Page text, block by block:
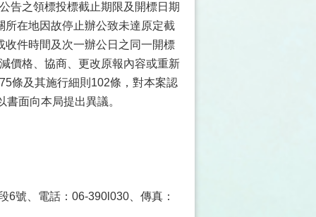
告之領標投標截止期限及開標日期
在地因故停止辦公致未達原定截
件時間及次一辦公日之同一開標
價格、協商、更改原報內容或重新
條及其施行細則102條，對本案認
面向本局提出異議。
6號、電話：06-390l030、傳真：